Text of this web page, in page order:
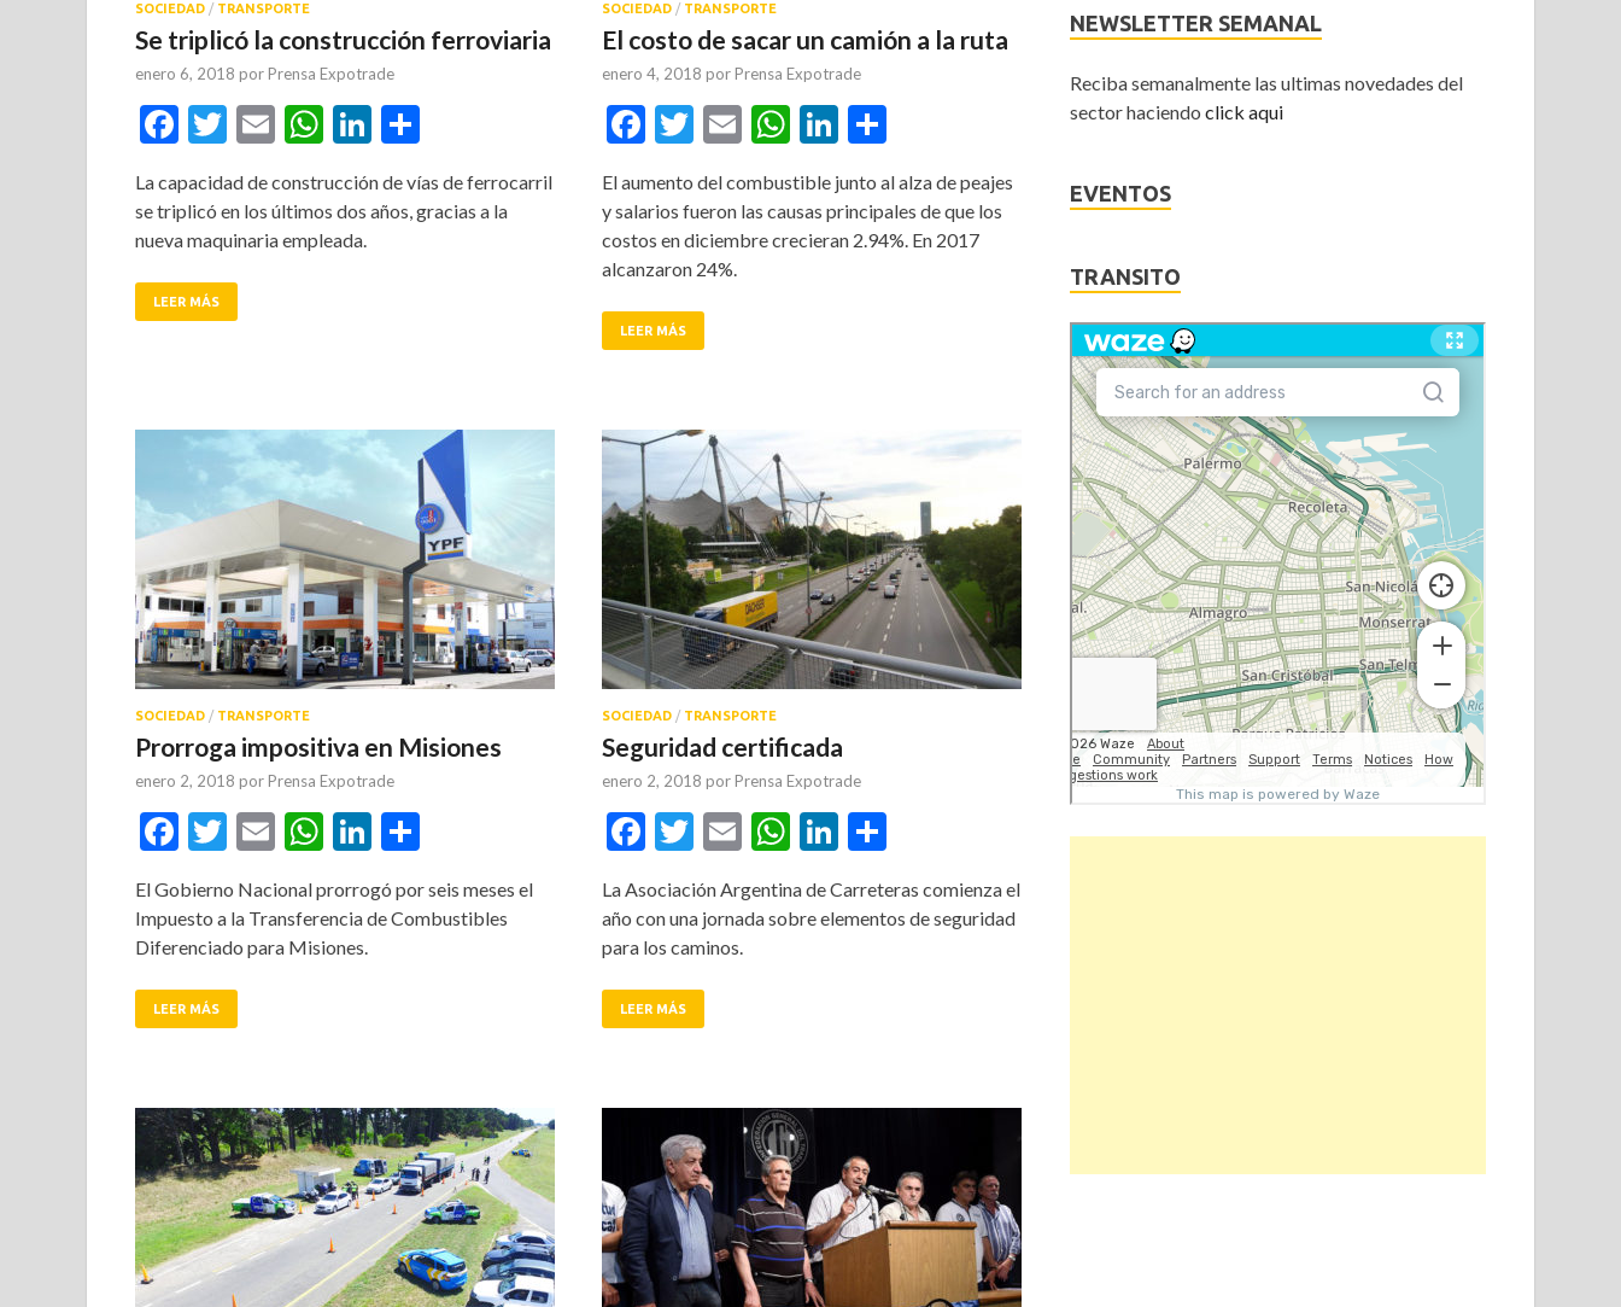
SOCIEDAD / TRANSPORTE
Se triplicó la construcción ferroviaria
enero 6, 2018 por Prensa Expotrade
Facebook
Twitter
EmailWhatsApp
LinkedIn
La capacidad de construcción de vías de ferrocarril
se triplicó en los últimos dos años, gracias a la
nueva maquinaria empleada.
LEER MÁS
SOCIEDAD / TRANSPORTE
El costo de sacar un camión a la ruta
enero 4, 2018 por Prensa Expotrade
Facebook
Twitter
EmailWhatsApp
LinkedIn
El aumento del combustible junto al alza de peajes
y salarios fueron las causas principales de que los
costos en diciembre crecieran 2.94%. En 2017
alcanzaron 24%.
LEER MÁS
SOCIEDAD / TRANSPORTE
Prorroga impositiva en Misiones
enero 2, 2018 por Prensa Expotrade
Facebook
Twitter
EmailWhatsApp
LinkedIn
El Gobierno Nacional prorrogó por seis meses el
Impuesto a la Transferencia de Combustibles
Diferenciado para Misiones.
LEER MÁS
SOCIEDAD / TRANSPORTE
Seguridad certificada
enero 2, 2018 por Prensa Expotrade
Facebook
Twitter
EmailWhatsApp
LinkedIn
La Asociación Argentina de Carreteras comienza el
año con una jornada sobre elementos de seguridad
para los caminos.
LEER MÁS
NEWSLETTER SEMANAL
Reciba semanalmente las ultimas novedades del
sector haciendoclick aqui
EVENTOS
TRANSITO